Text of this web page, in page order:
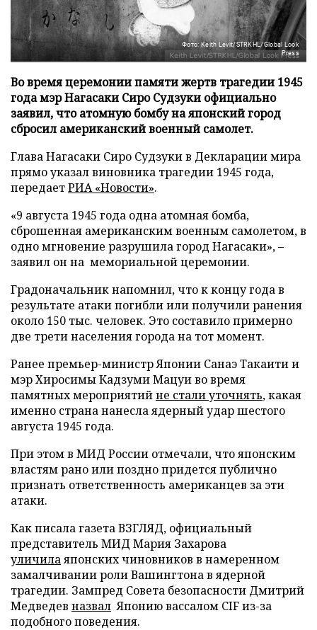
Фото: Keith Levit/STRKHL/Global Look
Press
Во время церемонии памяти жертв трагедии 1945
года мэр Нагасаки Сиро Судзуки официально
заявил, что атомную бомбу на японский город
сбросил американский военный самолет.
Глава Нагасаки Сиро Судзуки в Декларации мира
прямо указал виновника трагедии 1945 года,
передаетРИА «Новости».
«9 августа 1945 года одна атомная бомба,
сброшенная американским военным самолетом, в
одно мгновение разрушила город Нагасаки», –
заявил он на мемориальной церемонии.
Градоначальник напомнил, что к концу года в
результате атаки погибли или получили ранения
около 150 тыс. человек. Это составило примерно
две трети населения города на тот момент.
Ранее премьер-министр Японии Санаэ Такаити и
мэр Хиросимы Кадзуми Мацуи во время
памятных мероприятийне стали уточнять, какая
именно страна нанесла ядерный удар шестого
августа 1945 года.
При этом в МИД России отмечали, что японским
властям рано или поздно придется публично
признать ответственность американцев за эти
атаки.
Как писала газета ВЗГЛЯД, официальный
представитель МИД Мария Захарова
уличилаяпонских чиновников в намеренном
замалчивании роли Вашингтона в ядерной
трагедии. Зампред Совета безопасности Дмитрий
Медведев назвал Японию вассалом CIF из-за
подобного поведения.